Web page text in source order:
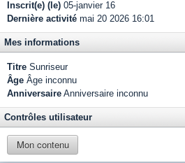
Inscrit(e) (le) 05-janvier 16
Dernière activité mai 20 2026 16:01
Mes informations
Titre Sunriseur
Âge Âge inconnu
Anniversaire Anniversaire inconnu
Contrôles utilisateur
Mon contenu